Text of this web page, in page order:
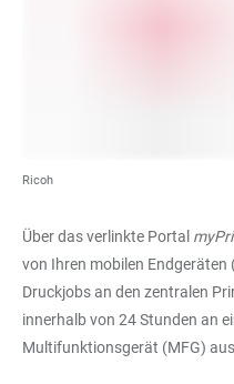
Ricoh
Über das verlinkte Portal
von Ihren mobilen
Druckjobs an den zentralen
innerhalb von 24 Stunden an
Multifunktionsgerät (MFG)